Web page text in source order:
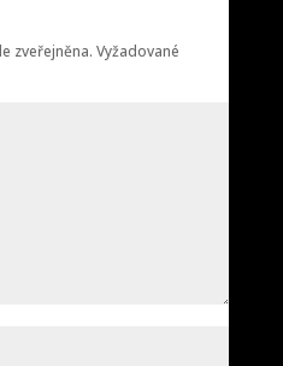
zveřejněna. Vyžadované